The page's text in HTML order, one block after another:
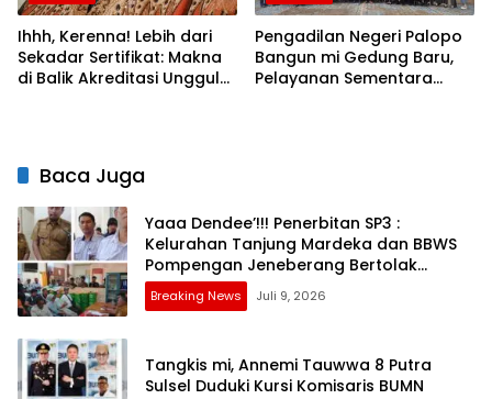
Ihhh, Kerenna! Lebih dari
Sekadar Sertifikat: Makna
di Balik Akreditasi Unggul
Pengadilan Negeri Palopo
Bangun mi Gedung Baru,
Pelayanan Sementara
Baca Juga
Yaaa Dendee’!!! Penerbitan SP3 :
Kelurahan Tanjung Mardeka dan BBWS
Pompengan Jeneberang Bertolak
Belakang
Breaking News Juli 9, 2026
Tangkis mi, Annemi Tauwwa 8 Putra
Sulsel Duduki Kursi Komisaris BUMN